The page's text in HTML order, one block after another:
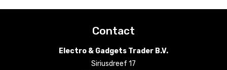
Contact
Electro & Gadgets Trader B.V.
Siriusdreef 17